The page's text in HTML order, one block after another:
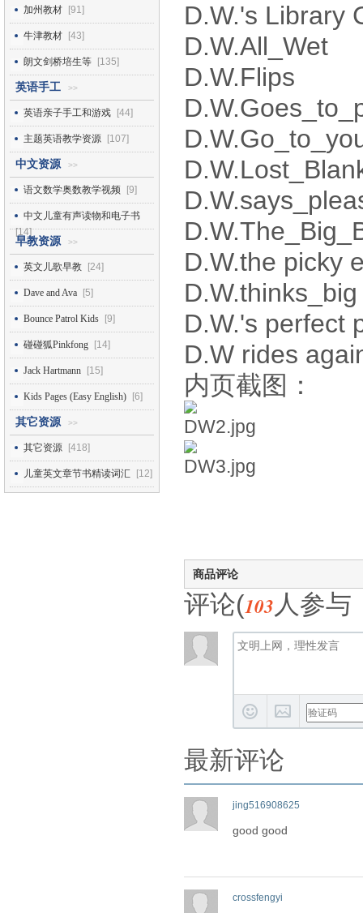
加州教材 [91]
牛津教材 [43]
朗文剑桥培生等 [135]
英语手工 >>
英语亲子手工和游戏 [44]
主题英语教学资源 [107]
中文资源 >>
语文数学奥数教学视频 [9]
中文儿童有声读物和电子书
[14]
早教资源 >>
英文儿歌早教 [24]
Dave and Ava [5]
Bounce Patrol Kids [9]
碰碰狐Pinkfong [14]
Jack Hartmann [15]
Kids Pages (Easy English) [6]
其它资源 >>
其它资源 [418]
儿童英文章节书精读词汇 [12]
D.W.'s Library
D.W.All_Wet
D.W.Flips
D.W.the picky
D.W.thinks_big
D.W.'s perfect
D.W rides
内页截图：
商品评论
评论(103 人参与
最新评论
jing516908625
good good
crossfengyi